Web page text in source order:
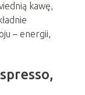
kawę,
– energii,